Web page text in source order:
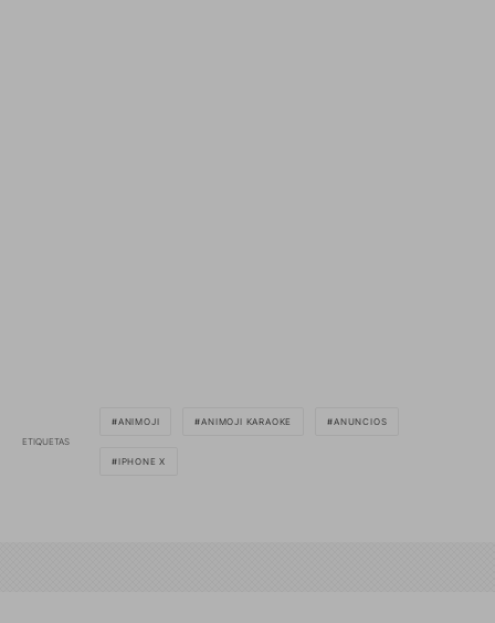
ETIQUETAS
ANIMOJI ANIMOJI KARAOKE ANUNCIOS
IPHONE X